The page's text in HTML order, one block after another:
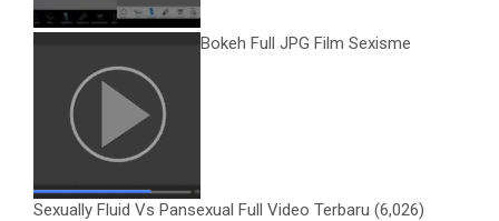
Bokeh Full JPG Film Sexisme
Sexually Fluid Vs Pansexual Full Video Terbaru (6,026)